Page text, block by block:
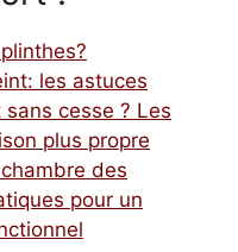
les astuces
cesse ? Les
plus propre
des
pour un